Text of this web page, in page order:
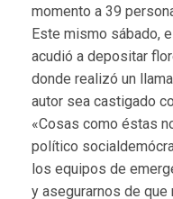
momento a 39
Este mismo sábado,
acudió a depositar
donde realizó un
autor sea castigado
«Cosas como éstas
político
los equipos de
y asegurarnos de que